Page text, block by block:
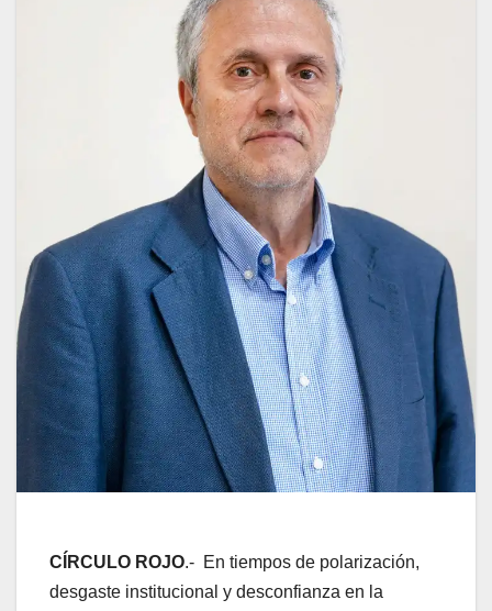
CÍRCULO ROJO.- En tiempos de polarización,
desgaste institucional y desconfianza en la